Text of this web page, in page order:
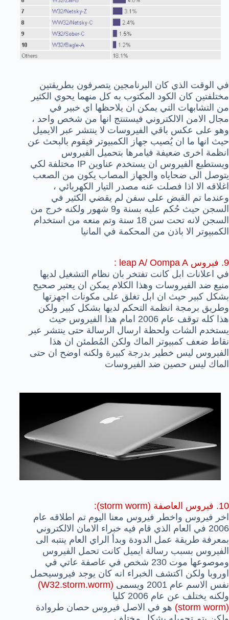
في الوقت الذي كان البرنامجين يتصرفون بطريقتين
مختلفتين كان الكود المكتوب به كل منهما يحوي الكثير
من التشابهات التي يمكن ان يلاحظها اي خبير في
مجال الامن الالكتروني فيستنتج انها من شخص واحد ،
وهو على عكس باقي الفيروسات لا ينتشر عبر الايميل
حيث انها ما ان يُصيب جهاز الكمبيوتر فيقوم بالبحث عن
انظمة اخرى ضعيفة فيامرها بتحميل الفيروس
ويستطيع الفيروس ان يستخدم عناوين IP مختلفة لكي
يتوصل الى ضحاياه والجهاز المصاب يكون من الصعب
اغلاقه الا اذا فصلت عنه مصدر التيار الكهربائي ،
وعندما تم القبض على سفن لم يقضي الكثير في
السجن حيث حُكم عليه بسنة و9 شهور ولكنه خرج من
السجن لانه تحت سن 18 سنة وتم منعه من استخدام
الكمبيوتر الا باذن من المحكمة في المانيا
9. فيروس leap A/ Oompa A :
في اعلانات ابل كانت تفتخر بان نظام التشغيل لديها
منيع ضد الفيروسات وهذا الكلام يمكن ان يعتبر صحيح
بشكل كبير حيث ان ابل تغلق على مكونات اجهزتها
وطريق برمجة انظمة التحكم لديها بشكل كبير ولكن
هذا كله توقف عام 2006 امام هذا الفيروس حيث
يستخدم الشات ولحظة ارسال الرسالة حتى ينتشر عبر
نقاط ضعف كمبيوتر الماك ولكن المُطمئن ان هذا
الفيروس ليس خطير بدرجة كبيرة ولكنه اوضح ان حتى
الماك ليس حصين ضد الفيروسات
10. فيروس العاصفة (storm worm):
اخر فيروس واخطر فيروس معنا اليوم تم اطلاقه عام
2006 في العام الذي قام فيه خبراء الامان الالكتروني
بمعرفة طريقة عمل الدودة وبدأ الراي العام ينتبه الى
الفيروس بسبب رسالة ايميل كانت تحمل الفيروس
وموصوعها موت 230 شخص في عاصفة عاتي في
اوروبا ولكن اكتشف الخبراء انه كان يوجد فيروسيحمل
نفس الاسم عام 2001 ويسمى
(W32.storm.worm)
ولكنه يختلف عن عام 2006 كليا
(storm worm)
هو في الاصل فيروس حصان طروادة